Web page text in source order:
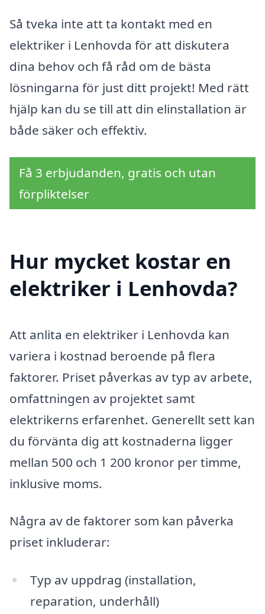
Så tveka inte att ta kontakt med en
elektriker i Lenhovda för att diskutera
dina behov och få råd om de bästa
lösningarna för just ditt projekt! Med rätt
hjälp kan du se till att din elinstallation är
både säker och effektiv.
Få 3 erbjudanden, gratis och utan
förpliktelser
Hur mycket kostar en
elektriker i Lenhovda?
Att anlita en elektriker i Lenhovda kan
variera i kostnad beroende på flera
faktorer. Priset påverkas av typ av arbete,
omfattningen av projektet samt
elektrikerns erfarenhet. Generellt sett kan
du förvänta dig att kostnaderna ligger
mellan 500 och 1 200 kronor per timme,
inklusive moms.
Några av de faktorer som kan påverka
priset inkluderar:
Typ av uppdrag (installation,
reparation, underhåll)